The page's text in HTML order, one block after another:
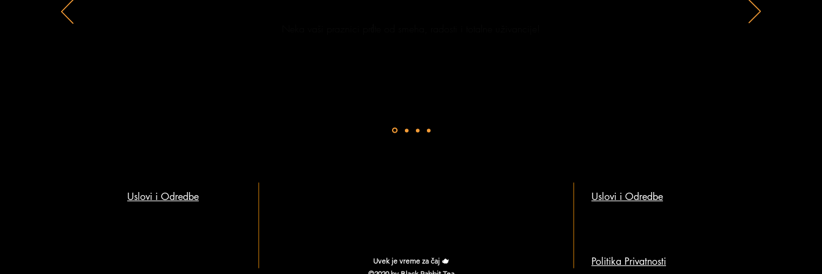
Uslovi i Odredbe
Uvek je vreme za čaj 🫖
Uslovi i Odredbe
Politika Privatnosti